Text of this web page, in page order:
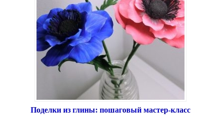
Поделки из глины: пошаговый мастер-класс